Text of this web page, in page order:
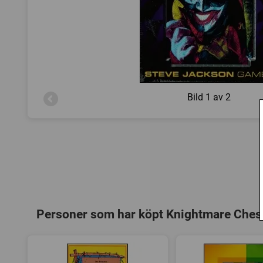
Bild 1 av 2
Personer som har köpt Knightmare